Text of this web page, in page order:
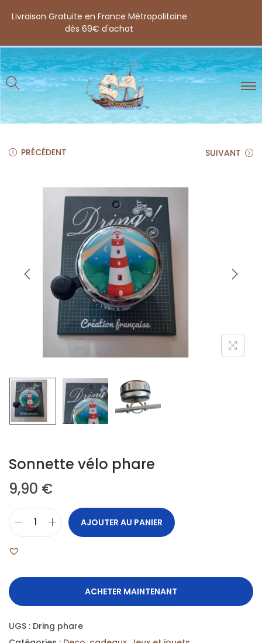
Livraison Gratuite en France Métropolitaine
dès 69€ d'achat
PRÉCÉDENT SUIVANT
Sonnette vélo phare
9,90 €
AJOUTER AU PANIER
ACHETER MAINTENANT
UGS : Dring phare